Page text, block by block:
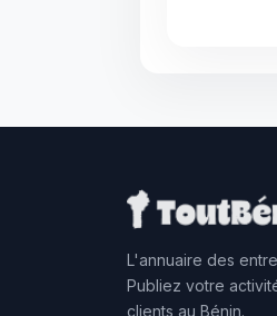
L'annuaire des
Publiez votre
clients au Bénin.